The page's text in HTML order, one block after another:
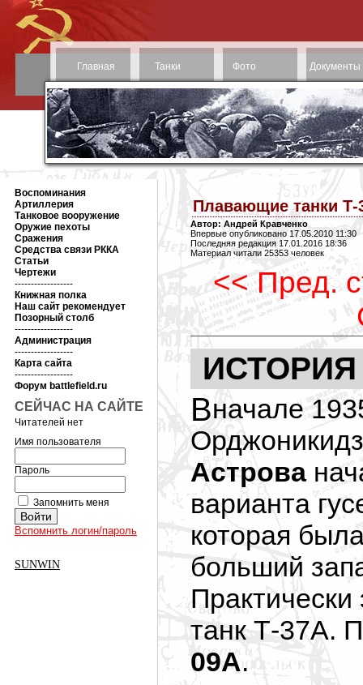
Главная Танки Фото Документы
Воспоминания
Артиллерия
Танковое вооружение
Оружие пехоты
Сражения
Средства связи РККА
Статьи
Чертежи
------------------
Книжная полка
Наш сайт рекомендует
Позорный столб
------------------
Администрация
------------------
Карта сайта
------------------
Форум battlefield.ru
СЕЙЧАС НА САЙТЕ
Читателей нет
Имя пользователя
Пароль
Запомнить меня
Вспомнить логин/пароль
SUNWIN
Плавающие танки Т-
Автор: Андрей Кравченко
Впервые опубликовано 17.05.2010 11:30
Последняя редакция 17.01.2016 18:36
Материал читали 25353 человек
<< Пред.
ИСТОРИЯ
В начале 1935 г. КБ завода №37 им С.
Астрова
варианта
которая
больший
танк Т-37А.
09А.